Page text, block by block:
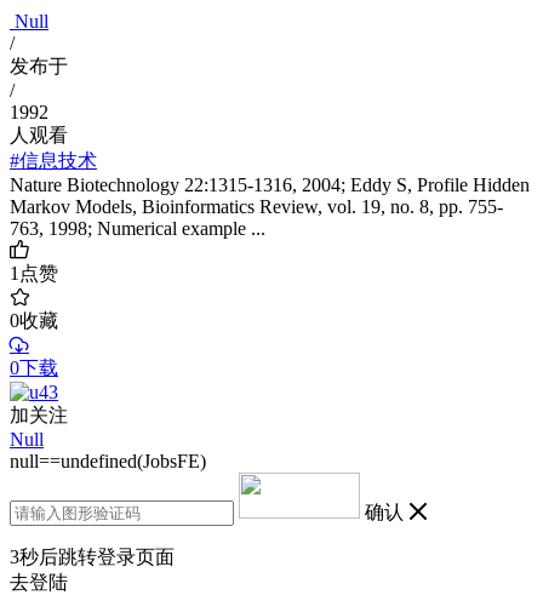
Null
/
发布于
/
1992
人观看
#信息技术
Nature Biotechnology 22:1315-1316, 2004; Eddy S, Profile Hidden
Markov Models, Bioinformatics Review, vol. 19, no. 8, pp. 755-
763, 1998; Numerical example ...
1点赞
0收藏
0下载
加关注
Null
null==undefined(JobsFE)
确认
3秒后跳转登录页面
去登陆